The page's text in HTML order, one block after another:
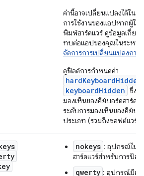
ค่านี้อาจเปลี่ยนแปลงได้ในร
การใช้งานของแอปหากผู้ใช้
พิมพ์ฮาร์ดแวร์ ดูข้อมูลเกี่ยว
ทบต่อแอปของคุณในระหว่า
จัดการการเปลี่ยนแปลงการ
ดูฟิลด์การกำหนดค่า
hardKeyboardHidden
keyboardHidden ซึ่งร
มองเห็นของคีย์บอร์ดฮาร์ดแ
ระดับการมองเห็นของคีย์บ
ประเภท (รวมถึงซอฟต์แวร์)
nokeys : อุปกรณ์ไม่
ฮาร์ดแวร์สำหรับการป้อ
qwerty : อุปกรณ์มีแ